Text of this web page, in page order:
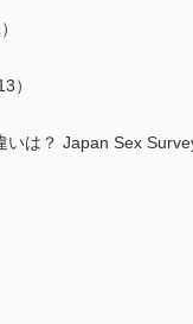
）
は？ Japan Sex